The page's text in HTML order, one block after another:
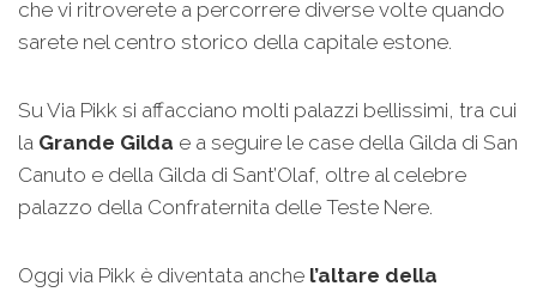
che vi ritroverete a percorrere diverse volte quando
sarete nel centro storico della capitale estone.
Su Via Pikk si affacciano molti palazzi bellissimi, tra cui
la Grande Gilda e a seguire le case della Gilda di San
Canuto e della Gilda di Sant’Olaf, oltre al celebre
palazzo della Confraternita delle Teste Nere.
Oggi via Pikk è diventata anche l’altare della